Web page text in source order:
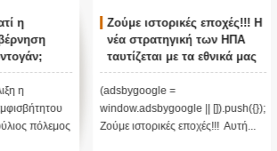
η
η
πόλεμος
Ζούμε ιστορικές εποχές!!! Η
νέα στρατηγική των ΗΠΑ
ταυτίζεται με τα εθνικά μας
συμφέροντα!!! (ΒΙΝΤΕΟ)
(adsbygoogle =
window.adsbygoogle || []).push({});
Ζούμε ιστορικές εποχές!!! Αυτή...